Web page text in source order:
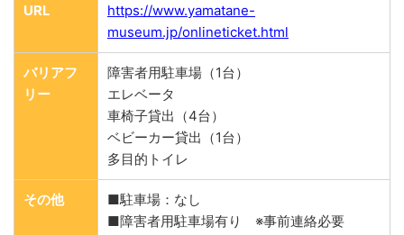
URL
https://www.yamatane-
museum.jp/onlineticket.html
バリアフ
リー
障害者用駐車場（1台）
エレベータ
車椅子貸出（4台）
ベビーカー貸出（1台）
多目的トイレ
その他
■駐車場：なし
■障害者用駐車場有り ※事前連絡必要